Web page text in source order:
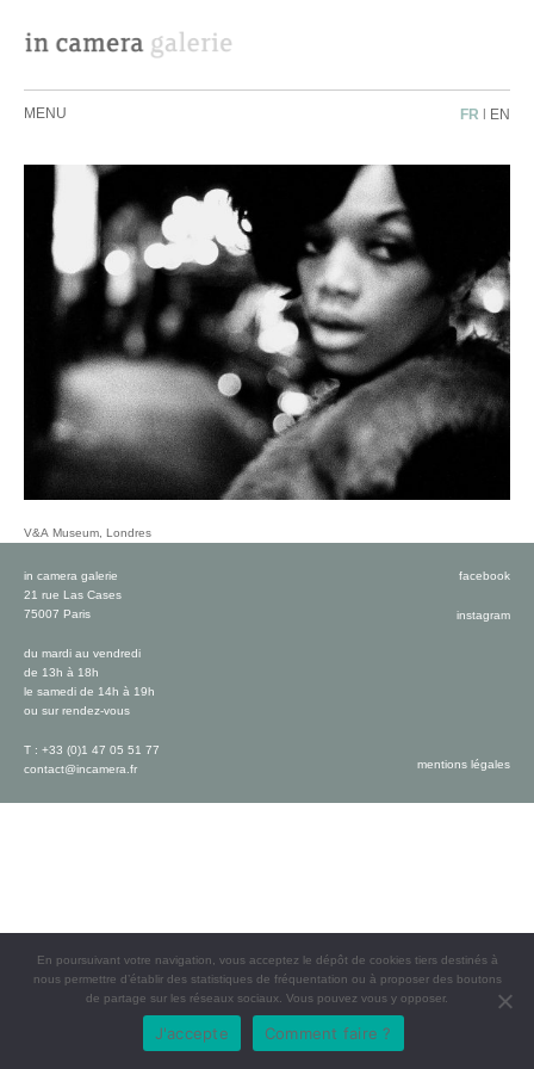
MENU FR | EN
V&A Museum, Londres
in camera galerie
21 rue Las Cases
75007 Paris
du mardi au vendredi
de 13h à 18h
le samedi de 14h à 19h
ou sur rendez-vous
T : +33 (0)1 47 05 51 77
contact@incamera.fr
facebook
instagram
mentions légales
En poursuivant votre navigation, vous acceptez le dépôt de cookies tiers destinés à
nous permettre d’établir des statistiques de fréquentation ou à proposer des boutons
de partage sur les réseaux sociaux. Vous pouvez vous y opposer.
J'accepte Comment faire ?